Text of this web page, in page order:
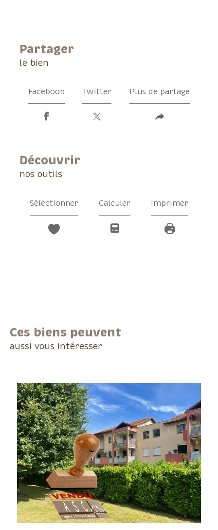
partager
le bien
Facebook Twitter Plus de partage
découvrir
nos outils
Sélectionner Calculer Imprimer
Ces biens peuvent
aussi vous intéresser